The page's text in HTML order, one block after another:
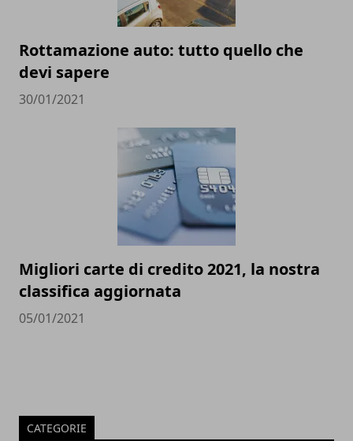
Rottamazione auto: tutto quello che
devi sapere
30/01/2021
Migliori carte di credito 2021, la nostra
classifica aggiornata
05/01/2021
CATEGORIE